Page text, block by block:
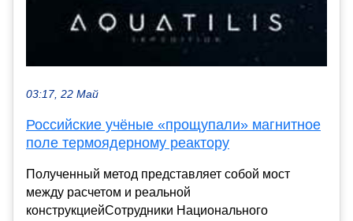
03:17, 22 Май
Российские учёные «прощупали» магнитное
поле термоядерному реактору
Полученный метод представляет собой мост
между расчетом и реальной
конструкциейСотрудники Национального